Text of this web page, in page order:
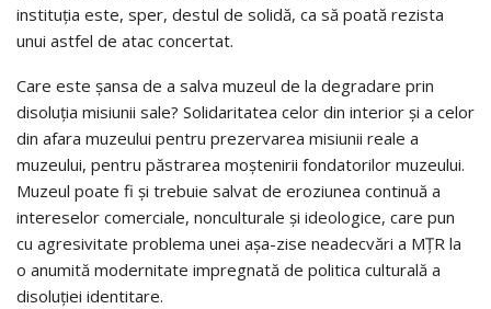
instituţia este, sper, destul de solidă, ca să poată rezista
unui astfel de atac concertat.
Care este şansa de a salva muzeul de la degradare prin
disoluţia misiunii sale? Solidaritatea celor din interior şi a celor
din afara muzeului pentru prezervarea misiunii reale a
muzeului, pentru păstrarea moştenirii fondatorilor muzeului.
Muzeul poate fi şi trebuie salvat de eroziunea continuă a
intereselor comerciale, nonculturale şi ideologice, care pun
cu agresivitate problema unei aşa-zise neadecvări a MŢR la
o anumită modernitate impregnată de politica culturală a
disoluţiei identitare.